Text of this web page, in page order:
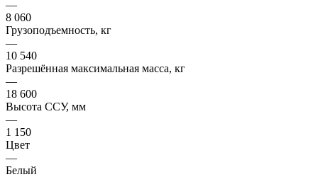
—
8 060
Грузоподъемность, кг
—
10 540
Разрешённая максимальная масса, кг
—
18 600
Высота ССУ, мм
—
1 150
Цвет
—
Белый